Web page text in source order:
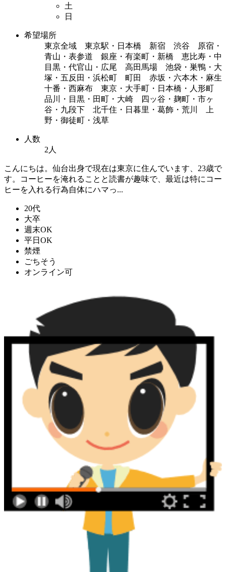
土
日
希望場所
東京全域 東京駅・日本橋 新宿 渋谷 原宿・
青山・表参道 銀座・有楽町・新橋 恵比寿・中
目黒・代官山・広尾 高田馬場 池袋・巣鴨・大
塚・五反田・浜松町 町田 赤坂・六本木・麻生
十番・西麻布 東京・大手町・日本橋・人形町
品川・目黒・田町・大崎 四ッ谷・麹町・市ヶ
谷・九段下 北千住・日暮里・葛飾・荒川 上
野・御徒町・浅草
人数
2人
こんにちは。仙台出身で現在は東京に住んでいます、23歳で
す。コーヒーを淹れることと読書が趣味で、最近は特にコー
ヒーを入れる行為自体にハマっ...
20代
大卒
週末OK
平日OK
禁煙
ごちそう
オンライン可